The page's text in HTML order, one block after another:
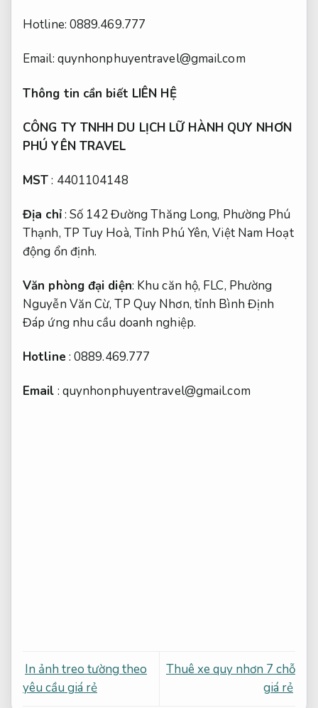
Hotline: 0889.469.777
Email: quynhonphuyentravel@gmail.com
Thông tin cần biết LIÊN HỆ
CÔNG TY TNHH DU LỊCH LỮ HÀNH QUY NHƠN
PHÚ YÊN TRAVEL
MST: 4401104148
Địa chỉ: Số 142 Đường Thăng Long, Phường Phú
Thạnh, TP Tuy Hoà, Tỉnh Phú Yên, Việt Nam Hoạt
động ổn định.
Văn phòng đại diện: Khu căn hộ, FLC, Phường
Nguyễn Văn Cừ, TP Quy Nhơn, tỉnh Bình Định
Đáp ứng nhu cầu doanh nghiệp.
Hotline : 0889.469.777
Email : quynhonphuyentravel@gmail.com
In ảnh treo tường theo
yêu cầu giá rẻ
Thuê xe quy nhơn 7 chỗ
giá rẻ